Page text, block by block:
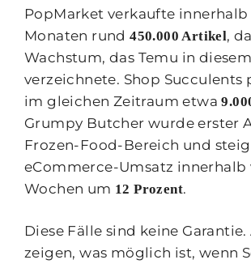
PopMarket verkaufte innerhalb
Monaten rund450.000 Artikel,
Wachstum, das Temu in
verzeichnete. Shop Succulents
im gleichen Zeitraum etwa
Grumpy Butcher wurde erster
Frozen-Food-Bereich und
eCommerce-Umsatz innerhalb
Wochen um 12 Prozent.
Diese Fälle sind keine Garantie.
zeigen, was möglich ist, wenn